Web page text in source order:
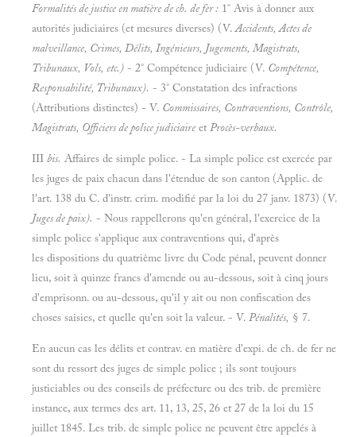
Formalités de justice en matière de ch. de fer : 1° Avis à donner aux
autorités judiciaires (et mesures diverses) (V.Accidents, Actes de
malveillance, Crimes, Délits, Ingénieurs, Jugements, Magistrats,
Tribunaux, Vols, etc.) - 2° Compétence judiciaire (V. Compétence,
Responsabilité, Tribunaux). - 3° Constatation des infractions
(Attributions distinctes) - V. Commissaires, Contraventions, Contrôle,
Magistrats, Officiers de police judiciaire etProcès-verbaux.
III bis. Affaires de simple police. - La simple police est exercée par
les juges de paix chacun dans l'étendue de son canton (Applic. de
l'art. 138 du C. d'instr. crim. modifié par la loi du 27 janv. 1873) (V.
Juges de paix). - Nous rappellerons qu'en général, l'exercice de la
simple police s'applique aux contraventions qui, d'après
les dispositions du quatrième livre du Code pénal, peuvent donner
lieu, soit à quinze francs d'amende ou au-dessous, soit à cinq jours
d'emprisonn. ou au-dessous, qu'il y ait ou non confiscation des
choses saisies, et quelle qu'en soit la valeur. - V. Pénalités, § 7.
En aucun cas les délits et contrav. en matière d'expi. de ch. de fer ne
sont du ressort des juges de simple police ; ils sont toujours
justiciables ou des conseils de préfecture ou des trib. de première
instance, aux termes des art. 11, 13, 25, 26 et 27 de la loi du 15
juillet 1845. Les trib. de simple police ne peuvent être appelés à